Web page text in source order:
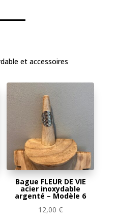
et accessoires
Bague FLEUR DE VIE
acier inoxydable
argenté – Modèle 6
12,00€